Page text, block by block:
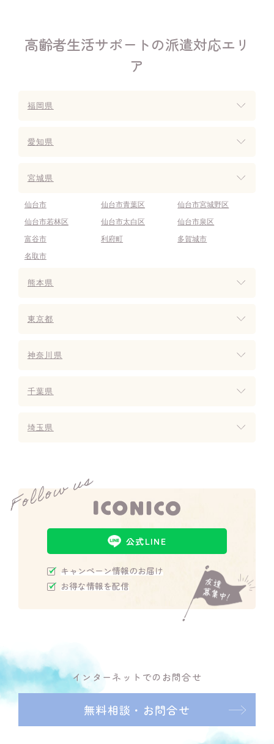
高齢者生活サポートの派遣対応エリ
ア
福岡県
愛知県
宮城県
仙台市 仙台市青葉区
仙台市宮城野区
仙台市若林区
仙台市太白区
仙台市泉区
富谷市
利府町
多賀城市
名取市
熊本県
東京都
神奈川県
千葉県
埼玉県
公式LINE
キャンペーン情報のお届け
お得な情報を配信
インターネットでのお問合せ
無料相談・お問合せ